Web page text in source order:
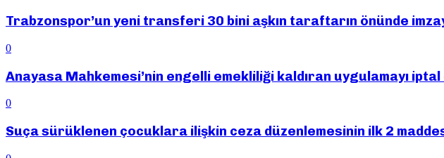
Trabzonspor’un yeni transferi 30 bini aşkın taraftarın önünde
0
Anayasa Mahkemesi’nin engelli emekliliği kaldıran uygulamayı
0
Suça sürüklenen çocuklara ilişkin ceza düzenlemesinin ilk 2